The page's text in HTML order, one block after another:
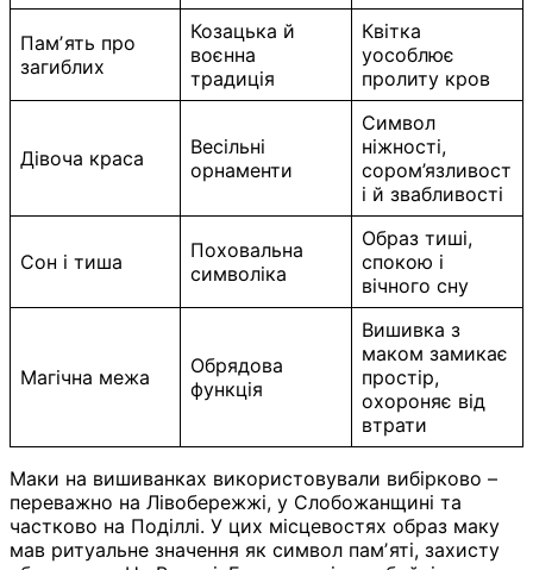
Памʼять про
загиблих
Козацька й
воєнна
традиція
Квітка
уособлює
пролиту кров
Дівоча краса
Весільні
орнаменти
Символ
ніжності,
сором’язливост
і й звабливості
Сон і тиша
Поховальна
символіка
Образ тиші,
спокою і
вічного сну
Магічна межа
Обрядова
функція
Вишивка з
маком замикає
простір,
охороняє від
втрати
Маки на вишиванках використовували вибірково –
переважно на Лівобережжі, у Слобожанщині та
частково на Поділлі. У цих місцевостях образ маку
мав ритуальне значення як символ памʼяті, захисту